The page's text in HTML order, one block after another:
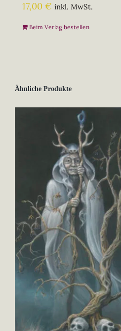
17,00 € inkl. MwSt.
Beim Verlag bestellen
Ähnliche Produkte